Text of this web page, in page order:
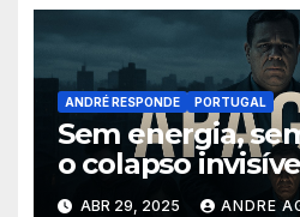
ANDRÉ RESPONDE PORTUGAL
Sem energia,
o colapso
precisamos
ABR 29, 2025 ANDRE